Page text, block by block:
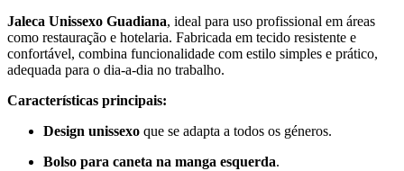
Jaleca Unissexo Guadiana, ideal para uso profissional em áreas
como restauração e hotelaria. Fabricada em tecido resistente e
confortável, combina funcionalidade com estilo simples e prático,
adequada para o dia-a-dia no trabalho.
Características principais:
Design unissexo que se adapta a todos os géneros.
Bolso para caneta na manga esquerda.